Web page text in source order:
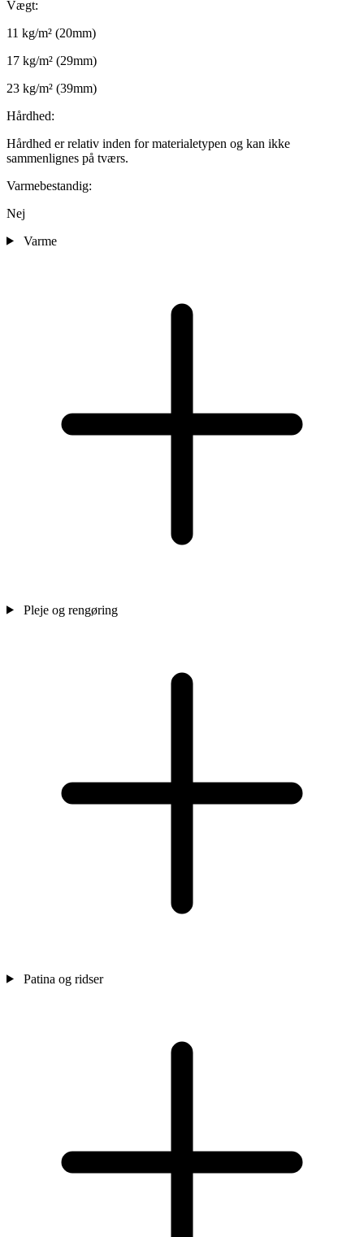
Vægt:
11 kg/m² (20mm)
17 kg/m² (29mm)
23 kg/m² (39mm)
Hårdhed:
Hårdhed er relativ inden for materialetypen og kan ikke
sammenlignes på tværs.
Varmebestandig:
Nej
Varme
Pleje og rengøring
Patina og ridser